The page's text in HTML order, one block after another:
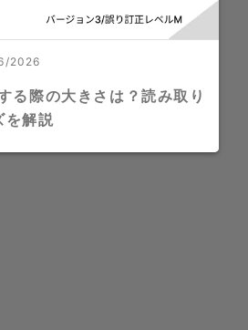
2026
る際の大きさは？読み取り
を解説